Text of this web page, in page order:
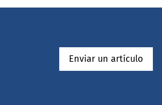
Enviar un artículo